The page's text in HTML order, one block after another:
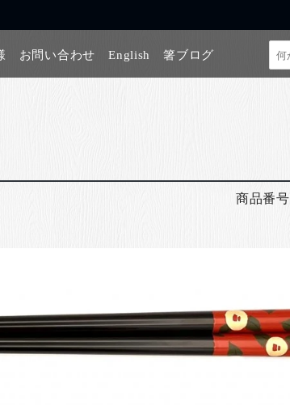
お問い合わせ English 箸ブログ
商品番号